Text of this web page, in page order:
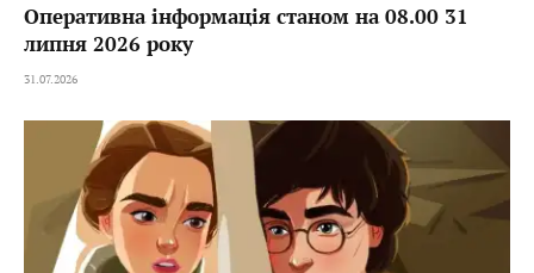
Оперативна інформація станом на 08.00 31
липня 2026 року
31.07.2026